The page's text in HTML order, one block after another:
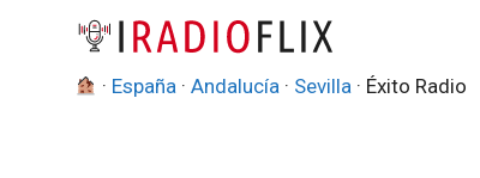
contenido
· España ·Andalucía · Sevilla · Éxito Radio